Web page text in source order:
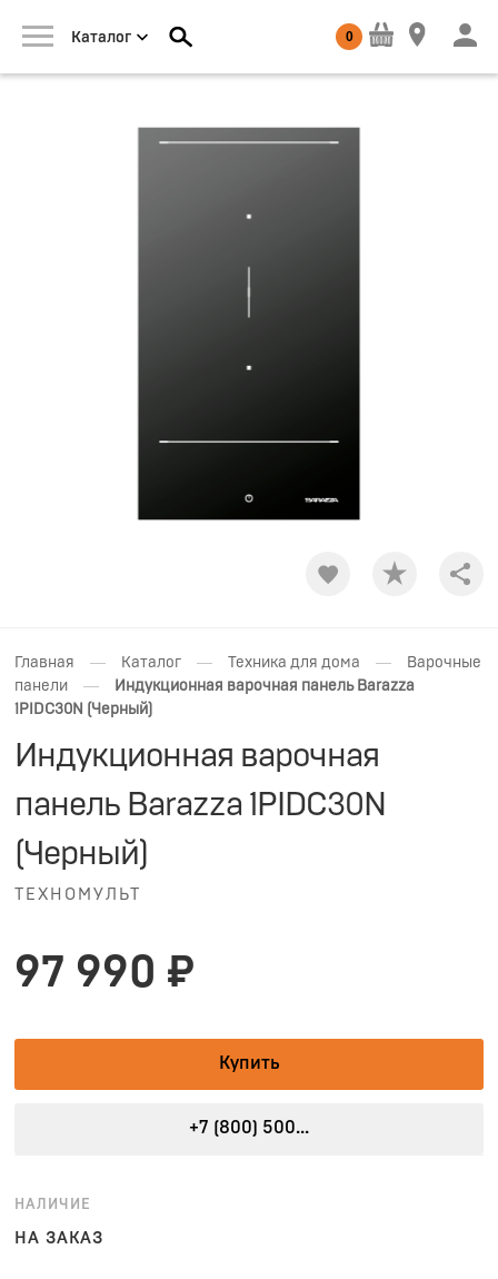
Каталог 0
Главная — Каталог — Техника для дома —
Варочные
панели
—
Индукционная варочная панель Barazza
1PIDC30N (Черный)
Индукционная варочная
панель Barazza 1PIDC30N
(Черный)
ТЕХНОМУЛЬТ
97 990 ₽
Купить
+7 (800) 500...
НАЛИЧИЕ
НА ЗАКАЗ